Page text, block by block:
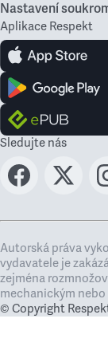
Nastavení
Aplikace Respekt
Sledujte nás
Autorská práva
vydavatele je
zejména
mechanickým
© Copyright